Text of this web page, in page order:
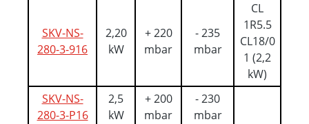
SKV-NS-
280-3-916
2,20
kW
+ 220
mbar
- 235
mbar
CL
1R5.5
CL18/0
1 (2,2
kW)
SKV-NS-
280-3-P16
2,5
kW
+ 200
mbar
- 230
mbar